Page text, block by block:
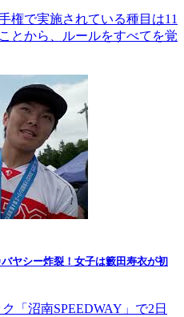
権で実施されている種目は11
とから、ルールをすべてを覚
ヤシー炸裂！女子は籔田寿衣が初
「沼南SPEEDWAY」で2日